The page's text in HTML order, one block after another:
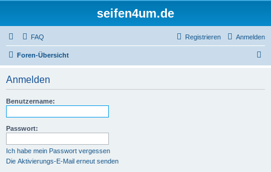
seifen4um.de
FAQ Anmelden
Registrieren
Foren-Übersicht
Anmelden
Benutzername:
Passwort:
Ich habe mein Passwort vergessen
Die Aktivierungs-E-Mail erneut senden